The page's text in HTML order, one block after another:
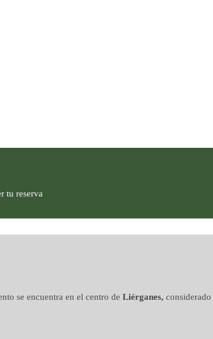
tu reserva
se encuentra en el centro de Liérganes, considerado